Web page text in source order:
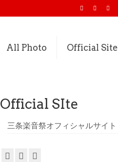
All Photo Official Site
Official SIte
三条楽音祭オフィシャルサイト